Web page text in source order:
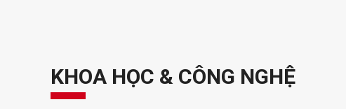
KHOA HỌC & CÔNG NGHỆ